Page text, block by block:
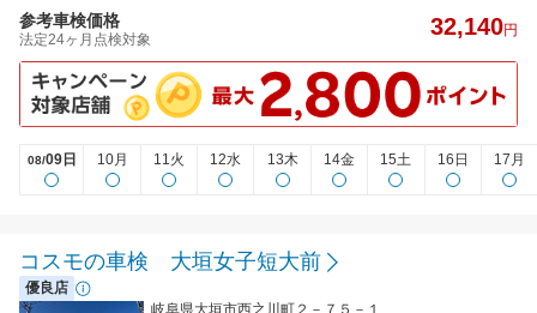
参考車検価格
法定24ヶ月点検対象 32,140円
08/09日 10月 11火 12水 13木 14金 15土 16日 17月
コスモの車検 大垣女子短大前
優良店